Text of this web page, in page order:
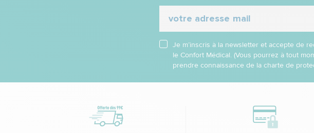
Je m’inscris à la newsletter et accepte de
le Confort Médical. (Vous pourrez à tout
prendre connaissance de la charte de